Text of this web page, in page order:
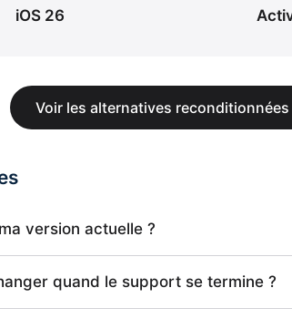
iOS 26
Voir les alternatives reconditionnées
version actuelle ?
quand le support se termine ?